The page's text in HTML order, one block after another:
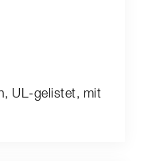
UL-gelistet, mit